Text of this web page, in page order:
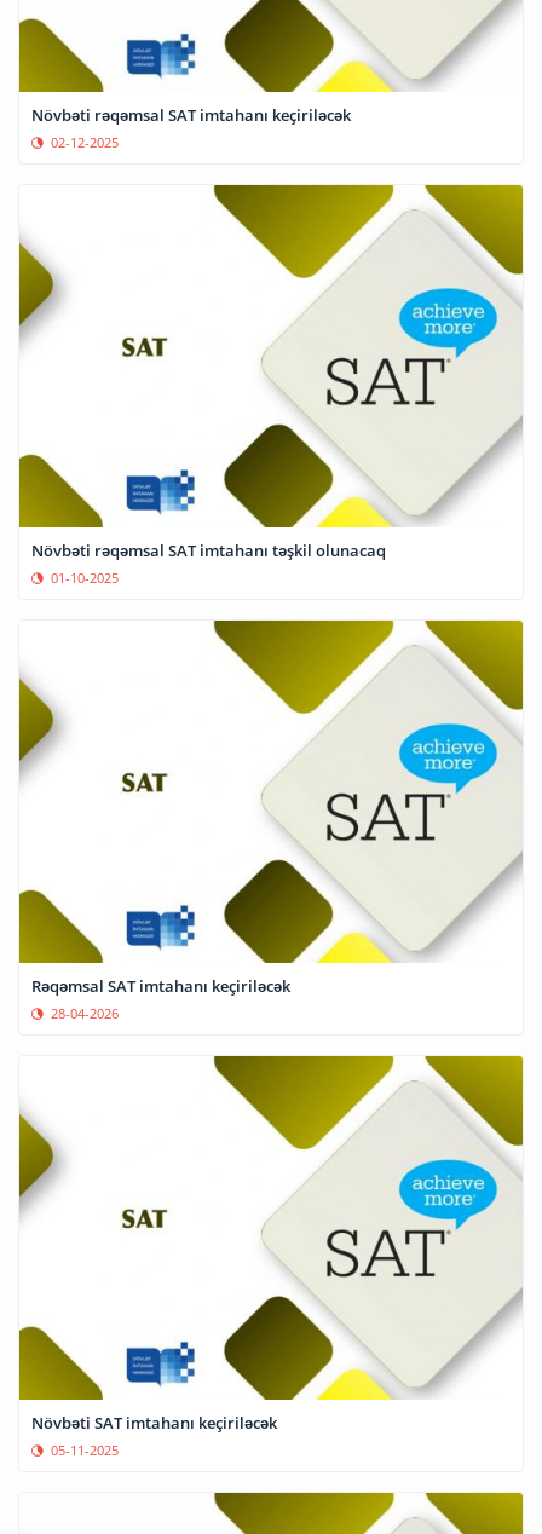
Növbəti rəqəmsal SAT imtahanı keçiriləcək
02-12-2025
Növbəti rəqəmsal SAT imtahanı təşkil olunacaq
01-10-2025
Rəqəmsal SAT imtahanı keçiriləcək
28-04-2026
Növbəti SAT imtahanı keçiriləcək
05-11-2025